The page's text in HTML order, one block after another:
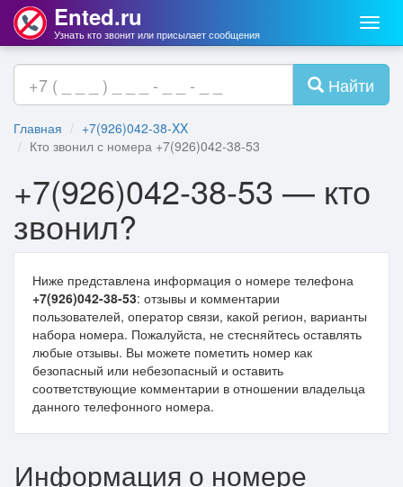
Меню
Ented.ru
Узнать кто звонит или присылает сообщения
Найти
Главная
+7(926)042-38-XX
Кто звонил с номера +7(926)042-38-53
+7(926)042-38-53 — кто
звонил?
Ниже представлена информация о номере телефона
+7(926)042-38-53: отзывы и комментарии
пользователей, оператор связи, какой регион, варианты
набора номера. Пожалуйста, не стесняйтесь оставлять
любые отзывы. Вы можете пометить номер как
безопасный или небезопасный и оставить
соответствующие комментарии в отношении владельца
данного телефонного номера.
Информация о номере